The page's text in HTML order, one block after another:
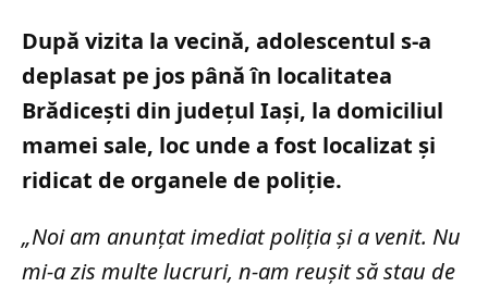
După vizita la vecină, adolescentul s-a
deplasat pe jos până în localitatea
Brădicești din județul Iași, la domiciliul
mamei sale, loc unde a fost localizat și
ridicat de organele de poliție.
„Noi am anunţat imediat poliţia şi a venit. Nu
mi-a zis multe lucruri, n-am reuşit să stau de